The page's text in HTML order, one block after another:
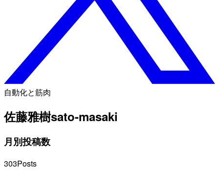
自動化と筋肉
佐藤雅樹sato-masaki
月別投稿数
303Posts